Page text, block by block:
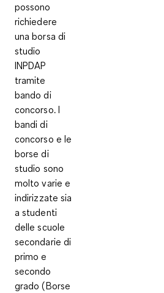
possono
richiedere
una borsa di
studio
INPDAP
tramite
bando di
concorso. I
bandi di
concorso e le
borse di
studio sono
molto varie e
indirizzate sia
a studenti
delle scuole
secondarie di
primo e
secondo
grado (Borse